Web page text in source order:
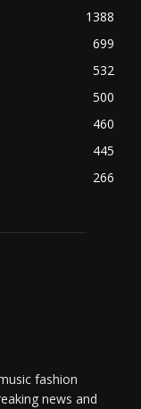
1388
699
532
500
460
445
266
fashion
news and